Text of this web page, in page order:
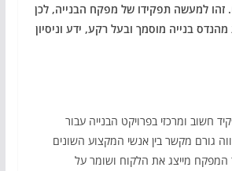
זהו למעשה תפקידו של מפקח הבנייה, לכן
בנייה מוסמך ובעל רקע, ידע וניסיון
חשוב ומרכזי בפרויקט הבנייה עבור
גורם מקשר בין אנשי המקצוע השונים
המפקח מייצג את הלקוח ושומר על